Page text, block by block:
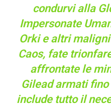
condurvi alla
Impersonate
Orki e altri
Caos, fate
affrontate le
Gilead armati
include tutto il